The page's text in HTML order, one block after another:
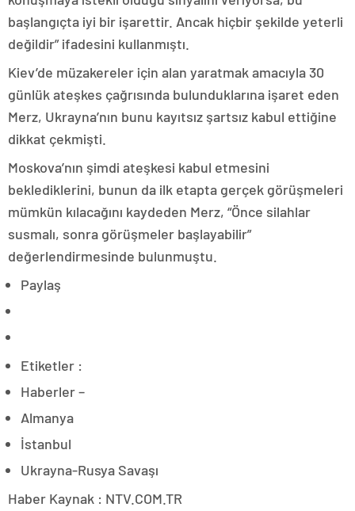
başlangıçta iyi bir işarettir. Ancak hiçbir şekilde yeterli
değildir” ifadesini kullanmıştı.
Kiev’de müzakereler için alan yaratmak amacıyla 30
günlük ateşkes çağrısında bulunduklarına işaret eden
Merz, Ukrayna’nın bunu kayıtsız şartsız kabul ettiğine
dikkat çekmişti.
Moskova’nın şimdi ateşkesi kabul etmesini
beklediklerini, bunun da ilk etapta gerçek görüşmeleri
mümkün kılacağını kaydeden Merz, “Önce silahlar
susmalı, sonra görüşmeler başlayabilir”
değerlendirmesinde bulunmuştu.
Paylaş
Etiketler :
Haberler –
Almanya
İstanbul
Ukrayna-Rusya Savaşı
Haber Kaynak : NTV.COM.TR